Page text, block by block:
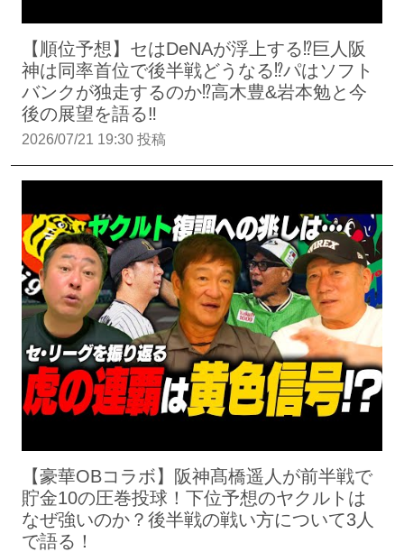
【順位予想】セはDeNAが浮上する⁉︎巨人阪
神は同率首位で後半戦どうなる⁉︎パはソフト
バンクが独走するのか⁉︎高木豊&岩本勉と今
後の展望を語る‼︎
2026/07/21 19:30 投稿
【豪華OBコラボ】阪神髙橋遥人が前半戦で
貯金10の圧巻投球！下位予想のヤクルトは
なぜ強いのか？後半戦の戦い方について3人
で語る！